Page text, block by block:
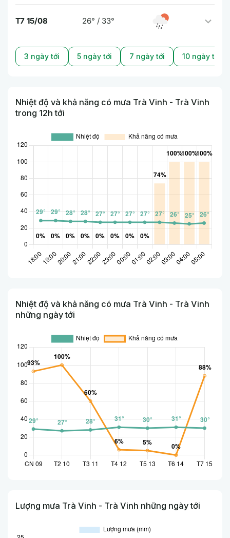
T7 15/08 26° / 33°
3 ngày tới 5 ngày tới 7 ngày tới 10 ngày tới
Nhiệt độ và khả năng có mưa Trà Vinh - Trà Vinh
trong 12h tới
Nhiệt độ và khả năng có mưa Trà Vinh - Trà Vinh
những ngày tới
Lượng mưa Trà Vinh - Trà Vinh những ngày tới